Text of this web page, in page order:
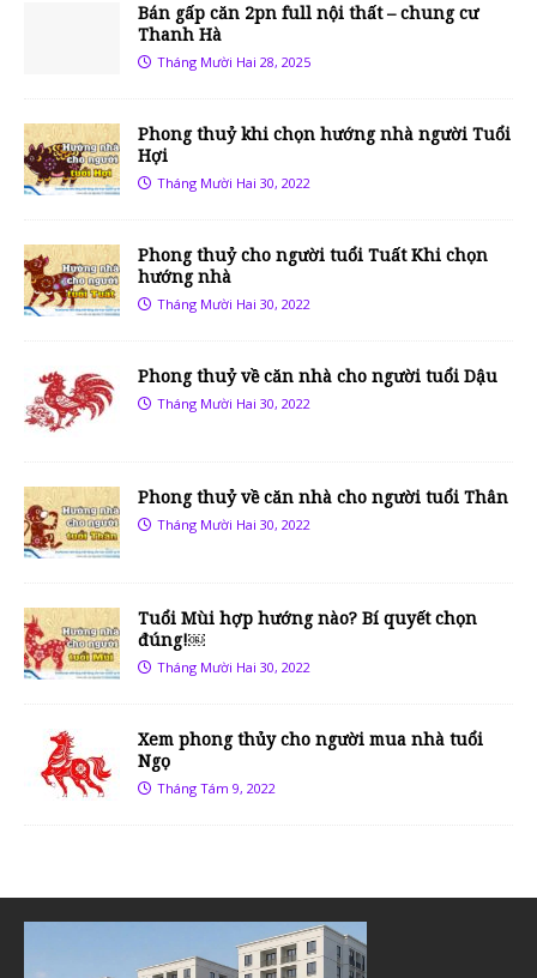
Bán gấp căn 2pn full nội thất – chung cư
Thanh Hà
Tháng Mười Hai 28, 2025
Phong thuỷ khi chọn hướng nhà người Tuổi
Hợi
Tháng Mười Hai 30, 2022
Phong thuỷ cho người tuổi Tuất Khi chọn
hướng nhà
Tháng Mười Hai 30, 2022
Phong thuỷ về căn nhà cho người tuổi Dậu
Tháng Mười Hai 30, 2022
Phong thuỷ về căn nhà cho người tuổi Thân
Tháng Mười Hai 30, 2022
Tuổi Mùi hợp hướng nào? Bí quyết chọn
đúng!￼
Tháng Mười Hai 30, 2022
Xem phong thủy cho người mua nhà tuổi
Ngọ
Tháng Tám 9, 2022